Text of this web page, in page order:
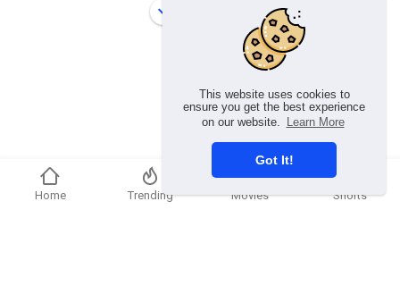
This website uses cookies to
ensure you get the best experience
on our website.
Learn More
Got It!
Copyright © 2026 chosenflex.com. All rights reserved.
Home Trending Movies Shorts